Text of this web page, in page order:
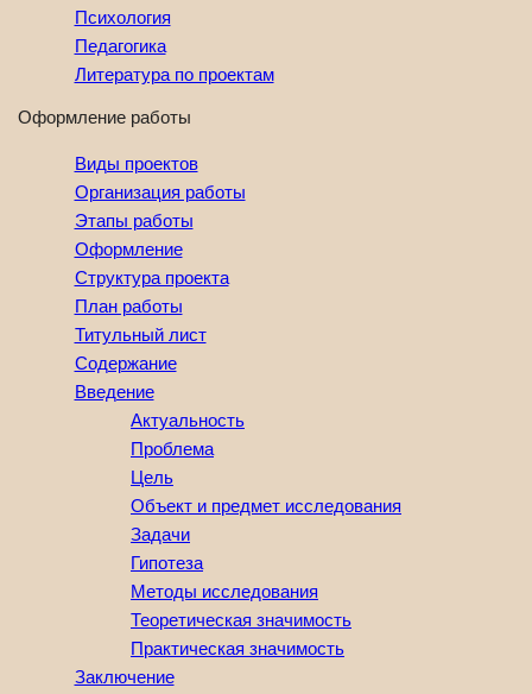
Психология
Педагогика
Литература по проектам
Оформление работы
Виды проектов
Организация работы
Этапы работы
Оформление
Структура проекта
План работы
Титульный лист
Содержание
Введение
Актуальность
Проблема
Цель
Объект и предмет исследования
Задачи
Гипотеза
Методы исследования
Теоретическая значимость
Практическая значимость
Заключение